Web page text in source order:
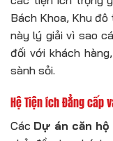
Bách Khoa, Khu
này lý giải vì sao
đối với khách
sành sỏi.
Hệ Tiện ích Đẳng cấp
Các Dự án căn hộ